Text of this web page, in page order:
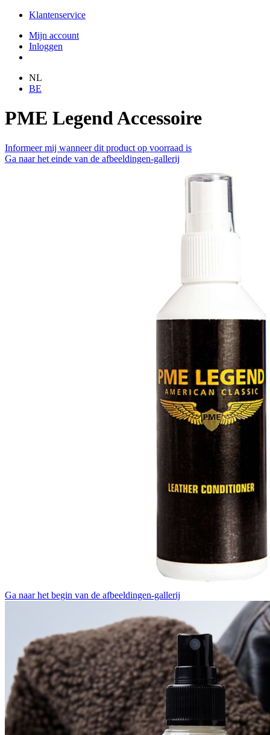
Klantenservice
Mijn account
Inloggen
NL
BE
PME Legend Accessoire
Informeer mij wanneer dit product op voorraad is
Ga naar het einde van de afbeeldingen-gallerij
Ga naar het begin van de afbeeldingen-gallerij